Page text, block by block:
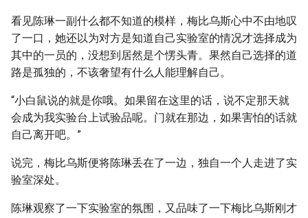
看见陈琳一副什么都不知道的模样，梅比乌斯心中不由地叹
了一口，她还以为对方是知道自己实验室的情况才选择成为
其中的一员的，没想到居然是个愣头青。果然自己选择的道
路是孤独的，不该奢望有什么人能理解自己。
“小白鼠说的就是你哦。如果留在这里的话，说不定那天就
会成为我实验台上试验品呢。门就在那边，如果害怕的话就
自己离开吧。”
说完，梅比乌斯便将陈琳丢在了一边，独自一个人走进了实
验室深处。
陈琳观察了一下实验室的氛围，又品味了一下梅比乌斯刚才